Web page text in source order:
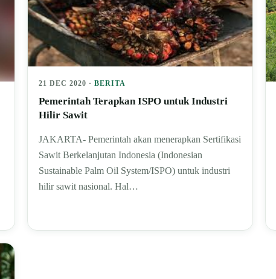
21 DEC 2020 ·BERITA
Pemerintah Terapkan ISPO untuk Industri
Hilir Sawit
JAKARTA- Pemerintah akan menerapkan Sertifikasi
Sawit Berkelanjutan Indonesia (Indonesian
Sustainable Palm Oil System/ISPO) untuk industri
hilir sawit nasional. Hal…